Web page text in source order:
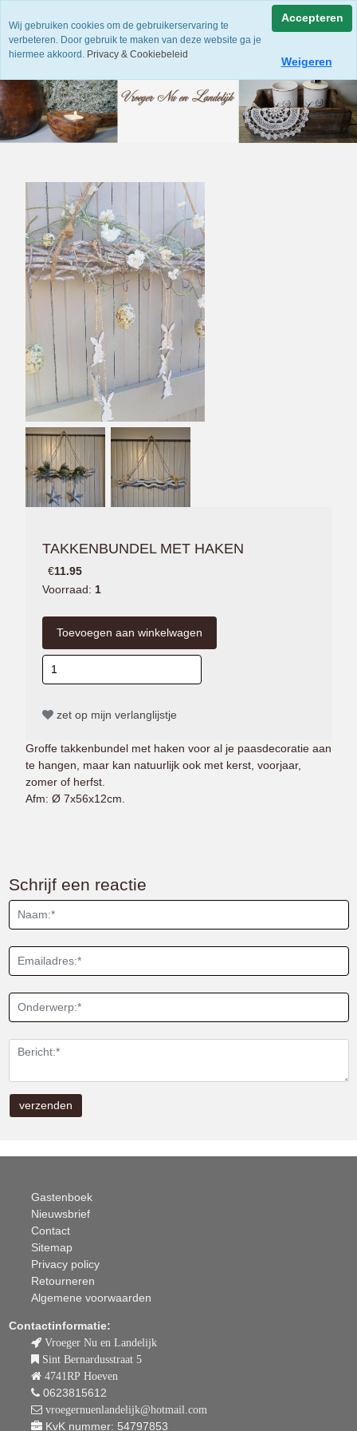
TAKKENBUNDEL MET HAKEN
€11.95
Voorraad: 1
zet op mijn verlanglijstje
Groffe takkenbundel met haken voor al je paasdecoratie aan
te hangen, maar kan natuurlijk ook met kerst, voorjaar,
zomer of herfst.
Afm: Ø 7x56x12cm.
Schrijf een reactie
Gastenboek
Nieuwsbrief
Contact
Sitemap
Privacy policy
Retourneren
Algemene voorwaarden
Contactinformatie:
Vroeger Nu en Landelijk
Sint Bernardusstraat 5
4741RP Hoeven
0623815612
vroegernuenlandelijk@hotmail.com
KvK nummer: 54797853
Wij gebruiken cookies om de gebruikerservaring te
verbeteren. Door gebruik te maken van deze website ga je
hiermee akkoord. Privacy & Cookiebeleid
Accepteren
Weigeren